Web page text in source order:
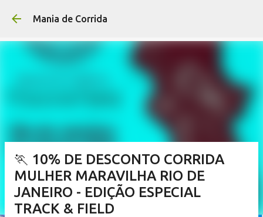
Mania de Corrida
🏃 10% DE DESCONTO CORRIDA
MULHER MARAVILHA RIO DE
JANEIRO - EDIÇÃO ESPECIAL
TRACK & FIELD